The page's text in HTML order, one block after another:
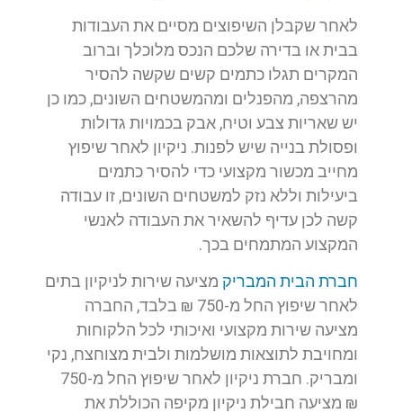
לאחר שקבלן השיפוצים מסיים את העבודות
בבית או בדירה שלכם הנכס מלוכלך וברוב
המקרים תגלו כתמים קשים שקשה להסיר
מהרצפה, מהפנלים ומהמשטחים השונים, כמו כן
יש שאריות צבע וטיח, אבק בכמויות גדולות
ופסולת בנייה שיש לפנות. ניקיון לאחר שיפוץ
מחייב מכשור מקצועי כדי להסיר כתמים
ביעילות וללא נזק למשטחים השונים, זו עבודה
קשה לכן עדיף להשאיר את העבודה לאנשי
המקצוע המתמחים בכך.
חברת הבית המבריק מציעה שירות לניקיון בתים
לאחר שיפוץ החל מ-750 ₪ בלבד, החברה
מציעה שירות מקצועי ואיכותי לכל הלקוחות
ומחויבת לתוצאות מושלמות ולבית מצוחצח, נקי
ומבריק. חברת ניקיון לאחר שיפוץ החל מ-750
₪ מציעה חבילת ניקיון מקיפה הכוללת את